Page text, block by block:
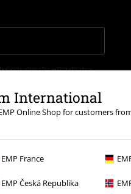
International
Online Shop for customers
EMP France
EMP Česká Republika
Codeeingabe wird dir der
Lindemann, Böhse Onkelz,
Spendenbeitrag